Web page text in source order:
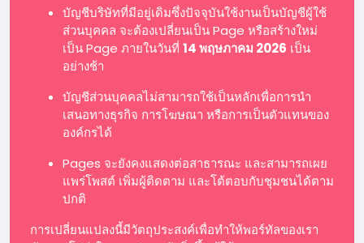
บัญชีบริษัทที่มีอยู่เดิมซึ่งปัจจุบันใช้งานเป็นบัญชีผู้ใช้
ส่วนบุคคล จะต้องเปลี่ยนเป็น Page หรือสร้างใหม่
เป็น Page ภายในวันที่ 14 พฤษภาคม 2026 เป็น
อย่างช้า
บัญชีส่วนบุคคลไม่สามารถใช้เป็นหลักเพื่อการนำ
เสนอทางธุรกิจ การโฆษณา หรือการเป็นตัวแทนของ
องค์กรได้
Pages จะยังคงแสดงต่อสาธารณะ และสามารถเผย
แพร่โพสต์ เพิ่มผู้ติดตาม และโต้ตอบกับชุมชนได้ตาม
ปกติ
การเปลี่ยนแปลงนี้มีวัตถุประสงค์เพื่อทำให้พอร์ทัลของเรา